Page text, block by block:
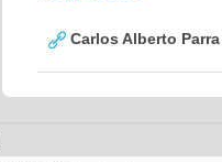
Carlos Alberto